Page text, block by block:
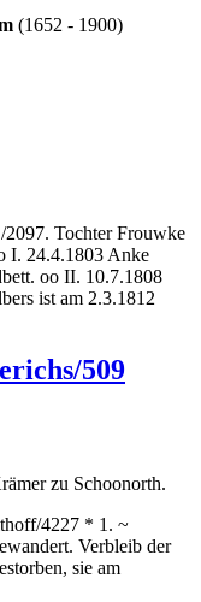
(1652 - 1900)
Tochter Frouwke
I. 24.4.1803 Anke
oo II. 10.7.1808
ist am 2.3.1812
509
zu Schoonorth.
4227 * 1. ~
Verbleib der
sie am